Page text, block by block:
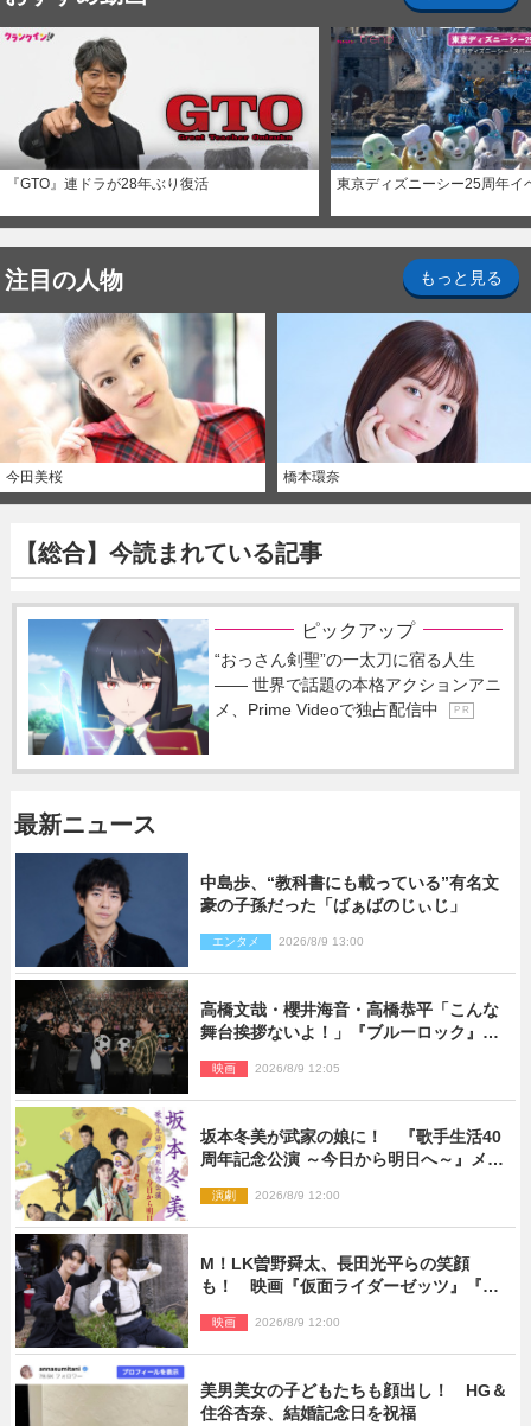
『GTO』連ドラが28年ぶり復活 東京ディズニーシー25周年イ
注目の人物 もっと見る
今田美桜 橋本環奈
【総合】今読まれている記事
ピックアップ
“おっさん剣聖”の一太刀に宿る人生
―― 世界で話題の本格アクションアニ
メ、Prime Videoで独占配信中
P R
最新ニュース
中島歩、“教科書にも載っている”有名文
豪の子孫だった「ばぁばのじぃじ」
エンタメ 2026/8/9 13:00
高橋文哉・櫻井海音・高橋恭平「こんな
舞台挨拶ないよ！」『ブルーロック』自
映画 2026/8/9 12:05
坂本冬美が武家の娘に！ 『歌手生活40
周年記念公演 ～今日から明日へ～』メイ
演劇 2026/8/9 12:00
M！LK曽野舜太、長田光平らの笑顔
も！ 映画『仮面ライダーゼッツ』『超
ショット到着
映画 2026/8/9 12:00
美男美女の子どもたちも顔出し！ HG＆
住谷杏奈、結婚記念日を祝福